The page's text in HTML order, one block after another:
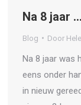
Na 8 jaar
Blog Door
Na 8 jaar was
eens onder
in nieuw